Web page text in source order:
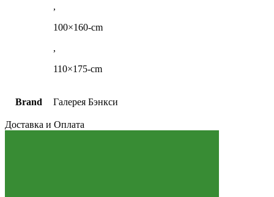
,
100×160-cm
,
110×175-cm
Brand Галерея Бэнкси
Доставка и Оплата